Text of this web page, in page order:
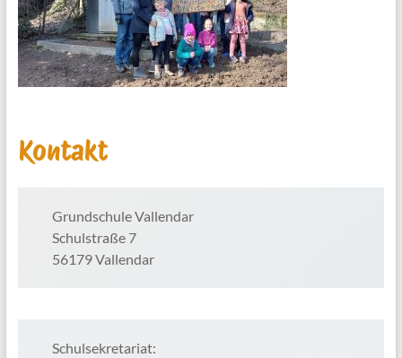
Kontakt
Grundschule Vallendar
Schulstraße 7
56179 Vallendar
Schulsekretariat: